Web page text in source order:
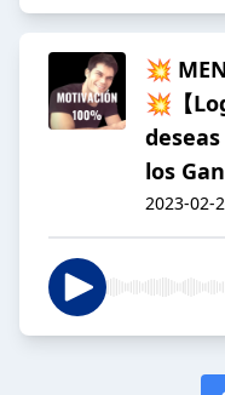
💥
💥【
los
2023-02-